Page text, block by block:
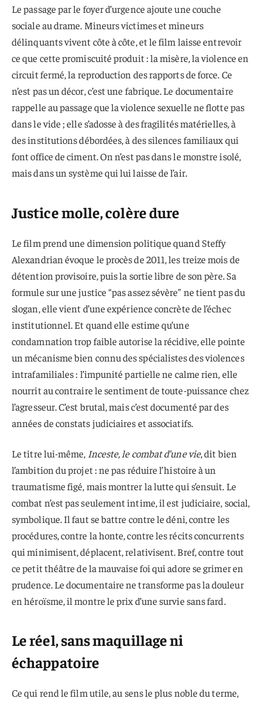
Le passage par le foyer d’urgence ajoute une couche
sociale au drame. Mineurs victimes et mineurs
délinquants vivent côte à côte, et le film laisse entrevoir
ce que cette promiscuité produit : la misère, la violence en
circuit fermé, la reproduction des rapports de force. Ce
n’est pas un décor, c’est une fabrique. Le documentaire
rappelle au passage que la violence sexuelle ne flotte pas
dans le vide ; elle s’adosse à des fragilités matérielles, à
des institutions débordées, à des silences familiaux qui
font office de ciment. On n’est pas dans le monstre isolé,
mais dans un système qui lui laisse de l’air.
Justice molle, colère dure
Le film prend une dimension politique quand Steffy
Alexandrian évoque le procès de 2011, les treize mois de
détention provisoire, puis la sortie libre de son père. Sa
formule sur une justice “pas assez sévère” ne tient pas du
slogan, elle vient d’une expérience concrète de l’échec
institutionnel. Et quand elle estime qu’une
condamnation trop faible autorise la récidive, elle pointe
un mécanisme bien connu des spécialistes des violences
intrafamiliales : l’impunité partielle ne calme rien, elle
nourrit au contraire le sentiment de toute-puissance chez
l’agresseur. C’est brutal, mais c’est documenté par des
années de constats judiciaires et associatifs.
Le titre lui-même, Inceste, le combat d’une vie, dit bien
l’ambition du projet : ne pas réduire l’histoire à un
traumatisme figé, mais montrer la lutte qui s’ensuit. Le
combat n’est pas seulement intime, il est judiciaire, social,
symbolique. Il faut se battre contre le déni, contre les
procédures, contre la honte, contre les récits concurrents
qui minimisent, déplacent, relativisent. Bref, contre tout
ce petit théâtre de la mauvaise foi qui adore se grimer en
prudence. Le documentaire ne transforme pas la douleur
en héroïsme, il montre le prix d’une survie sans fard.
Le réel, sans maquillage ni
échappatoire
Ce qui rend le film utile, au sens le plus noble du terme,